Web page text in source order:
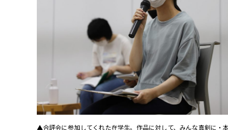
▲合評会に参加してくれた在学生。作品に対して、みんな真剣に・